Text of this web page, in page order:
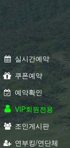
실시간예약
쿠폰예약
예약확인
VIP회원전용
조인게시판
연부킹/연단체